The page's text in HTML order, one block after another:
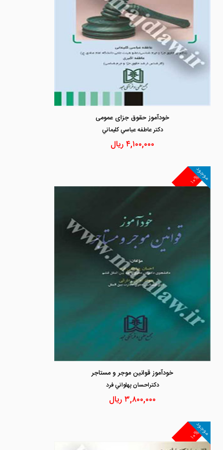
خودآموز حقوق جزای عمومی
دكتر عاطفه عباسي كليماني
۴,۱۰۰,۰۰۰ریال
۱۰%
موجود
خودآموز قوانین موجر و مستاجر
دكتراحسان پهلواني فرد
۳,۸۰۰,۰۰۰ریال
۱۰%
موجود